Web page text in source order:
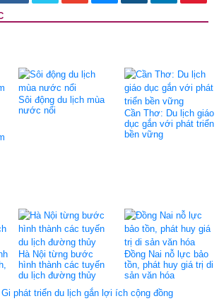
Sôi động du lịch mùa
nước nổi
Cần Thơ: Du lịch giáo
dục gắn với phát triển
bền vững
Hà Nội từng bước
hình thành các tuyến
du lịch đường thủy
Đồng Nai nỗ lực bảo
tồn, phát huy giá trị di
sản văn hóa
phát triển du lịch gắn lợi ích cộng đồng